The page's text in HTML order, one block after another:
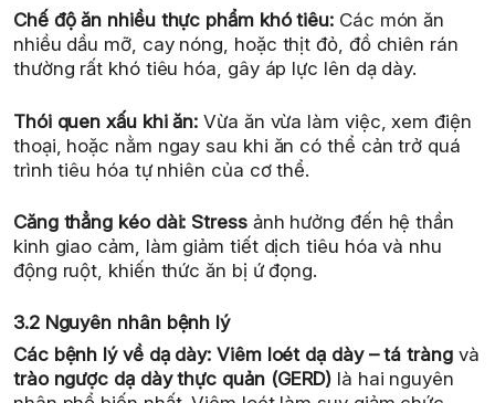
Chế độ ăn nhiều thực phẩm khó tiêu: Các món ăn
nhiều dầu mỡ, cay nóng, hoặc thịt đỏ, đồ chiên rán
thường rất khó tiêu hóa, gây áp lực lên dạ dày.
Thói quen xấu khi ăn: Vừa ăn vừa làm việc, xem điện
thoại, hoặc nằm ngay sau khi ăn có thể cản trở quá
trình tiêu hóa tự nhiên của cơ thể.
Căng thẳng kéo dài: Stressảnh hưởng đến hệ thần
kinh giao cảm, làm giảm tiết dịch tiêu hóa và nhu
động ruột, khiến thức ăn bị ứ đọng.
3.2 Nguyên nhân bệnh lý
Các bệnh lý về dạ dày: Viêm loét dạ dày – tá tràngvà
trào ngược dạ dày thực quản (GERD) là hai nguyên